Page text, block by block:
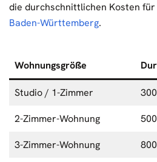
die durchschnittlichen Kosten für
Baden-Württemberg.
Wohnungsgröße
Studio / 1-Zimmer
2-Zimmer-Wohnung
3-Zimmer-Wohnung